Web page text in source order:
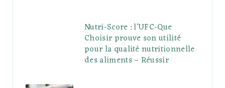
Nutri-Score : l’UFC-Que
Choisir prouve son utilité
pour la qualité nutritionnelle
des aliments – Réussir